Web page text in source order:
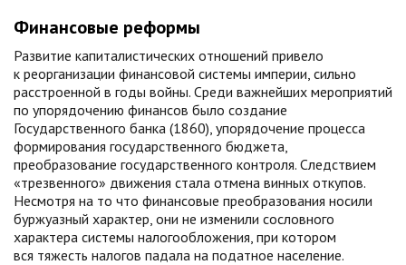
Финансовые реформы
Развитие капиталистических отношений привело
к реорганизации финансовой системы империи, сильно
расстроенной в годы войны. Среди важнейших мероприятий
по упорядочению финансов было создание
Государственного банка (1860), упорядочение процесса
формирования государственного бюджета,
преобразование государственного контроля. Следствием
«трезвенного» движения стала отмена винных откупов.
Несмотря на то что финансовые преобразования носили
буржуазный характер, они не изменили сословного
характера системы налогообложения, при котором
вся тяжесть налогов падала на податное население.